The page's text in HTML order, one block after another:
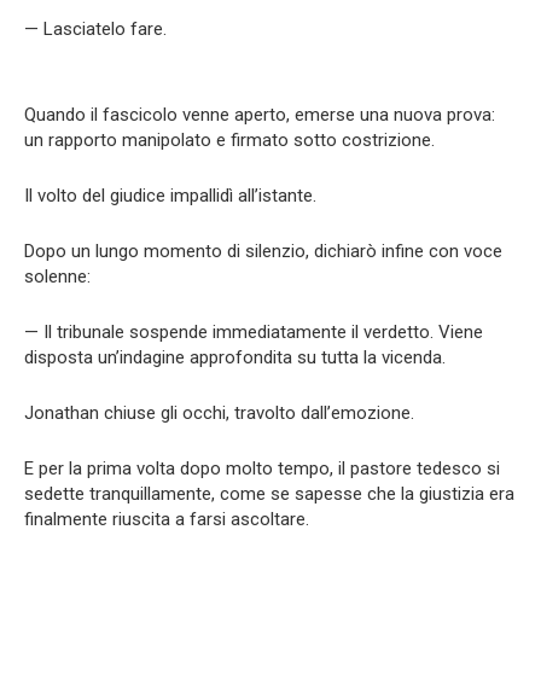
— Lasciatelo fare.
Quando il fascicolo venne aperto, emerse una nuova prova:
un rapporto manipolato e firmato sotto costrizione.
Il volto del giudice impallidì all’istante.
Dopo un lungo momento di silenzio, dichiarò infine con voce
solenne:
— Il tribunale sospende immediatamente il verdetto. Viene
disposta un’indagine approfondita su tutta la vicenda.
Jonathan chiuse gli occhi, travolto dall’emozione.
E per la prima volta dopo molto tempo, il pastore tedesco si
sedette tranquillamente, come se sapesse che la giustizia era
finalmente riuscita a farsi ascoltare.